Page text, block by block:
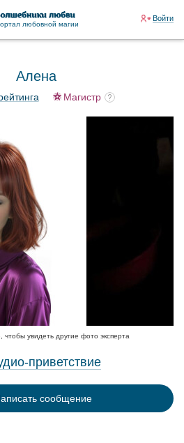
любовной магии
Войти
Алена
Магистр
чтобы увидеть другие фото эксперта
приветствие
сообщение